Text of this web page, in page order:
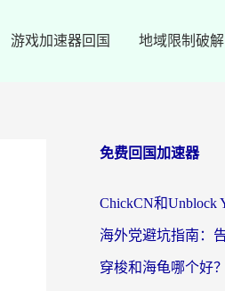
游戏加速器回国 地域限制破解
免费回国加速器